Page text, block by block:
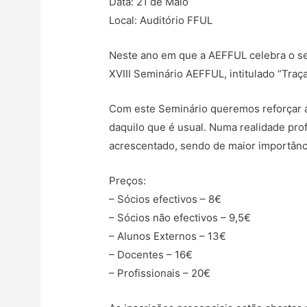
Local: Auditório FFUL
Neste ano em que a AEFFUL celebra o
XVIII Seminário AEFFUL, intitulado
Com este Seminário queremos
daquilo que é usual. Numa realidade
acrescentado, sendo de maior
Preços:
– Sócios efectivos – 8€
– Sócios não efectivos – 9,5€
– Alunos Externos – 13€
– Docentes – 16€
– Profissionais – 20€